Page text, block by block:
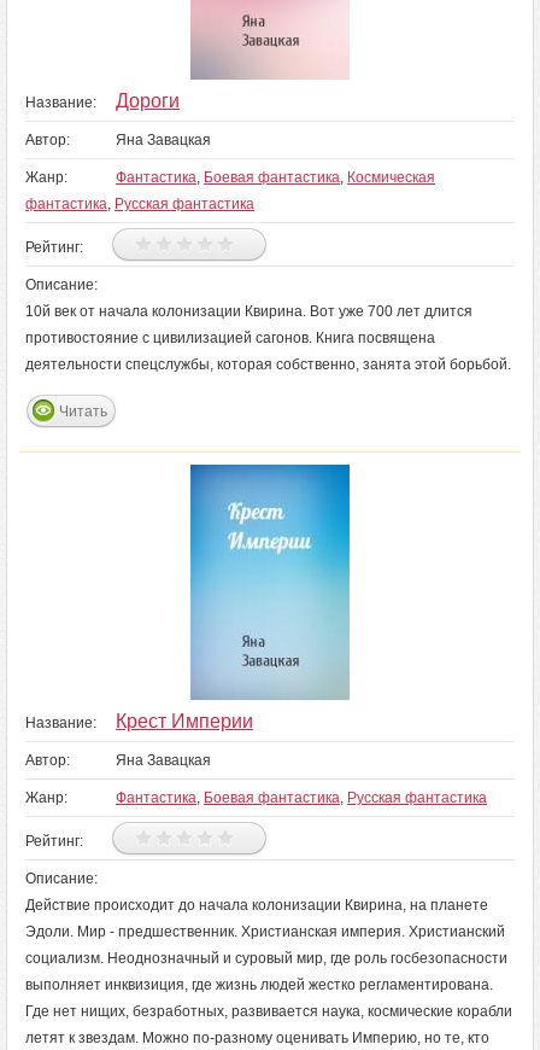
Название: Дороги
Автор: Яна Завацкая
Жанр: Фантастика, Боевая фантастика, Космическая
фантастика, Русская фантастика
Рейтинг:
Описание:
10й век от начала колонизации Квирина. Вот уже 700 лет длится
противостояние с цивилизацией сагонов. Книга посвящена
деятельности спецслужбы, которая собственно, занята этой борьбой.
Читать
Название: Крест Империи
Автор: Яна Завацкая
Жанр: Фантастика, Боевая фантастика, Русская фантастика
Рейтинг:
Описание:
Действие происходит до начала колонизации Квирина, на планете
Эдоли. Мир - предшественник. Христианская империя. Христианский
социализм. Неоднозначный и суровый мир, где роль госбезопасности
выполняет инквизиция, где жизнь людей жестко регламентирована.
Где нет нищих, безработных, развивается наука, космические корабли
летят к звездам. Можно по-разному оценивать Империю, но те, кто